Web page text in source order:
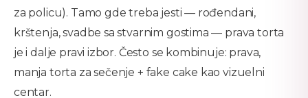
za policu). Tamo gde treba jesti — rođendani,
krštenja, svadbe sa stvarnim gostima — prava torta
je i dalje pravi izbor. Često se kombinuje: prava,
manja torta za sečenje + fake cake kao vizuelni
centar.